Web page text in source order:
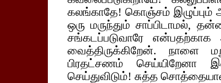
கலங்காதே! கொஞ்சம் இழுப்பும்
ஒரு மருந்தும் சாப்பிடாமல்,
சங்கடப்படுவாரே என்பதற்காக
வைத்திருக்கிறேன். நாளை
பிரதட்சணம்
செய்துவிடும்! சுத்த